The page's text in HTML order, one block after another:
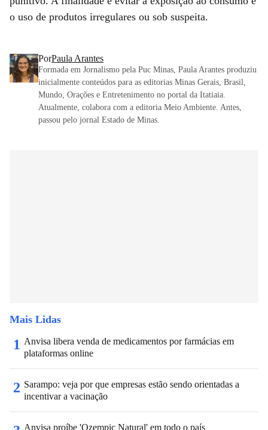
o uso de produtos irregulares ou sob suspeita.
PorPaula Arantes
Formada em Jornalismo pela Puc Minas, Paula Arantes produziu
inicialmente conteúdos para as editorias Minas Gerais, Brasil,
Mundo, Orações e Entretenimento no portal da Itatiaia.
Atualmente, colabora com a editoria Meio Ambiente. Antes,
passou pelo jornal Estado de Minas.
Mais Lidas
1 Anvisa libera venda de medicamentos por farmácias em
plataformas online
2 Sarampo: veja por que empresas estão sendo orientadas a
incentivar a vacinação
Anvisa proíbe 'Ozempic Natural' em todo o país